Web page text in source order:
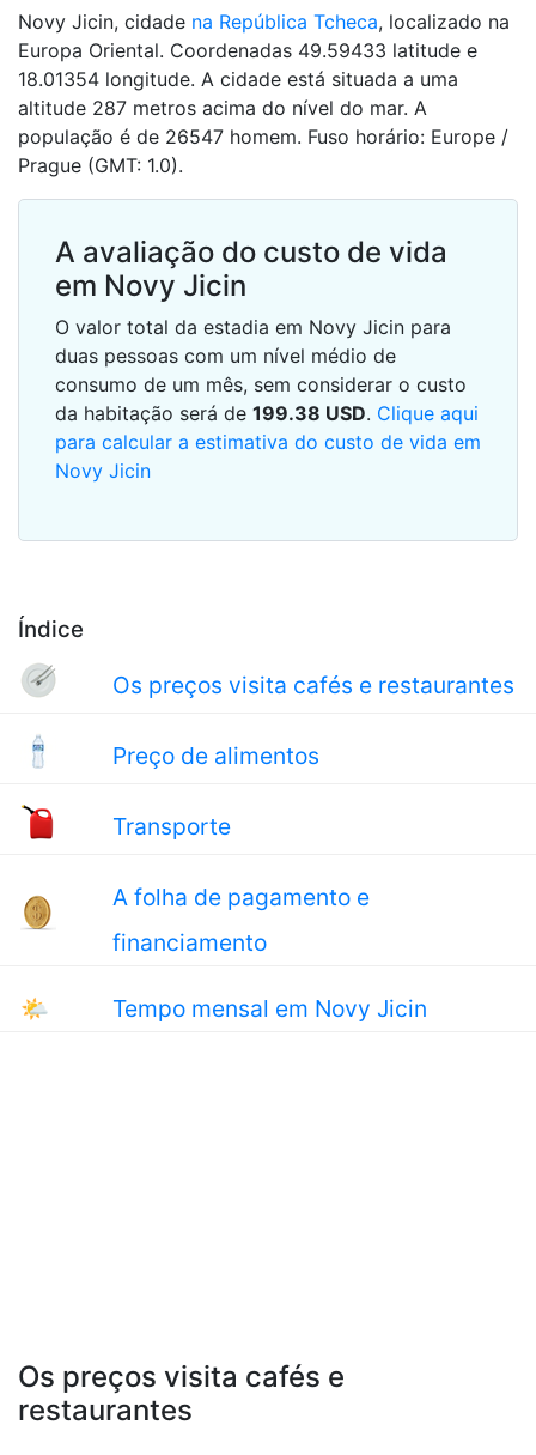
Índice
Os preços visita cafés e restaurantes
Preço de alimentos
Transporte
A folha de pagamento e
financiamento
🌤 Tempo mensal em Novy Jicin
Novy Jicin, cidade na República Tcheca, localizado na
Europa Oriental. Coordenadas 49.59433 latitude e
18.01354 longitude. A cidade está situada a uma
altitude 287 metros acima do nível do mar. A
população é de 26547 homem. Fuso horário: Europe /
Prague (GMT: 1.0).
A avaliação do custo de vida
em Novy Jicin
O valor total da estadia em Novy Jicin para
duas pessoas com um nível médio de
consumo de um mês, sem considerar o custo
da habitação será de 199.38 USD. Clique aqui
para calcular a estimativa do custo de vida em
Novy Jicin
Os preços visita cafés e
restaurantes